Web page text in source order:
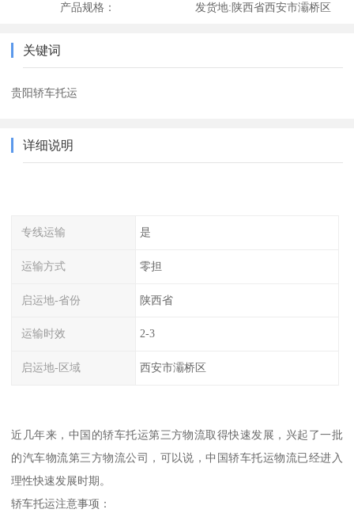
产品规格： 发货地:陕西省西安市灞桥区
关键词
贵阳轿车托运
详细说明
专线运输 是
运输方式 零担
启运地-省份 陕西省
运输时效 2-3
启运地-区域 西安市灞桥区
近几年来，中国的轿车托运第三方物流取得快速发展，兴起了一批
的汽车物流第三方物流公司，可以说，中国轿车托运物流已经进入
理性快速发展时期。
轿车托运注意事项：